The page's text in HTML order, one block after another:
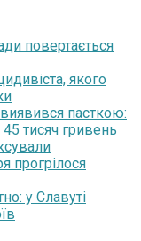
повертається
якого
пасткою:
тисяч гривень
прогрілося
у Славуті